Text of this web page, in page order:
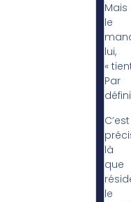
Mais
le
lui,
«
Par
C’est
là
que
le